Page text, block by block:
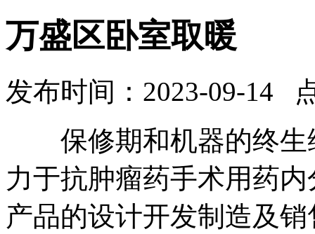
万盛区卧室取暖
发布时间：2023-09-14
保修期和机器的终生
力于抗肿瘤药手术用药
产品的设计开发制造及